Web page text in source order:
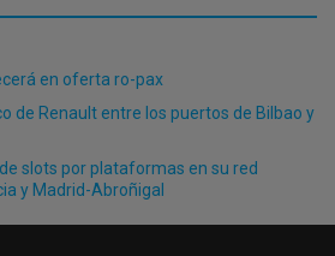
en oferta ro-pax
de Renault entre los puertos de Bilbao y
slots por plataformas en su red
y Madrid-Abroñigal